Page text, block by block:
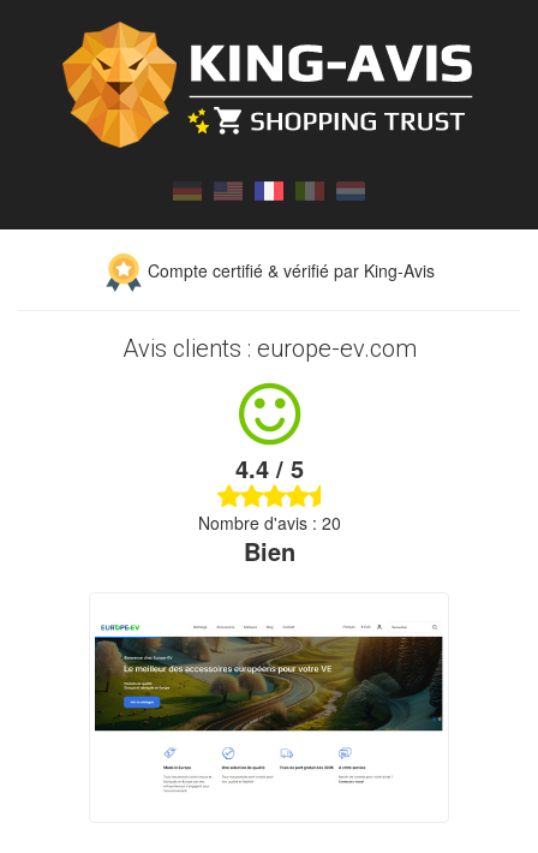
Compte certifié & vérifié par King-Avis
Avis clients : europe-ev.com
4.4 / 5
Nombre d'avis : 20
Bien